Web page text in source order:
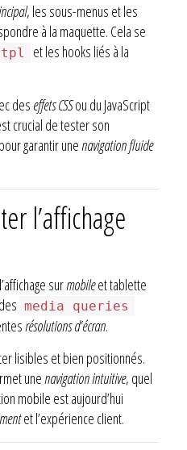
, les sous-menus et les
à la maquette. Cela se
et les hooks liés à la
des effets CSSou du JavaScript
crucial de tester son
garantir une navigation fluide
l’affichage
surmobileet tablette
media queries
résolutions d’écran.
lisibles et bien positionnés.
une navigation intuitive, quel
mobile est aujourd’hui
et l’expérience client.